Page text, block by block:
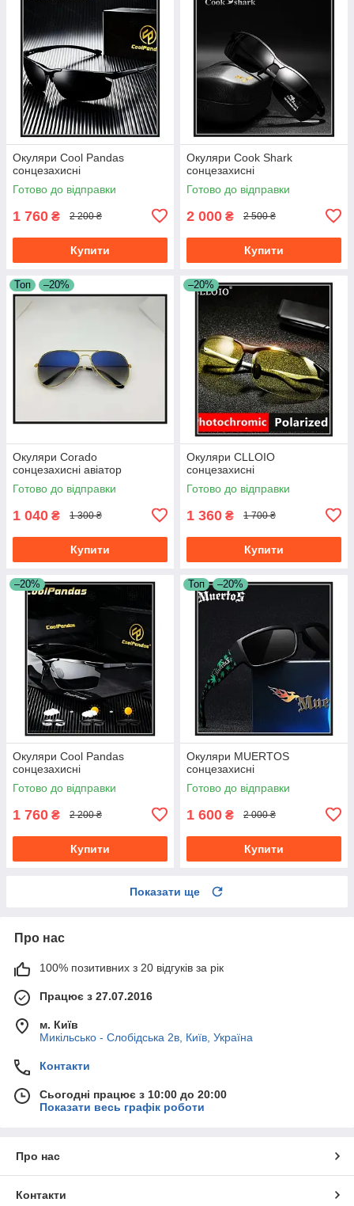
Окуляри Cool Pandas
сонцезахисні
Готово до відправки
1 760 ₴ 2 200 ₴
Купити
Окуляри Cook Shark
сонцезахисні
Готово до відправки
2 000 ₴ 2 500 ₴
Купити
Топ –20%
Окуляри Corado
сонцезахисні авіатор
Готово до відправки
1 040 ₴ 1 300 ₴
Купити
–20%
Окуляри CLLOIO
сонцезахисні
Готово до відправки
1 360 ₴ 1 700 ₴
Купити
–20%
Окуляри Cool Pandas
сонцезахисні
Готово до відправки
1 760 ₴ 2 200 ₴
Купити
Топ –20%
Окуляри MUERTOS
сонцезахисні
Готово до відправки
1 600 ₴ 2 000 ₴
Купити
Показати ще
Про нас
100% позитивних з 20 відгуків за рік
Працює з 27.07.2016
м. Київ
Микільсько - Слобідська 2в, Київ, Україна
Контакти
Сьогодні працює з 10:00 до 20:00
Показати весь графік роботи
Про нас
Контакти